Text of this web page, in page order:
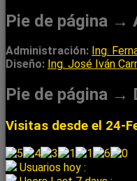
Pie de página →
Administración: Ing.
Diseño: Ing. José Iván
Pie de página →
Visitas desde el 24-
Usuarios hoy :